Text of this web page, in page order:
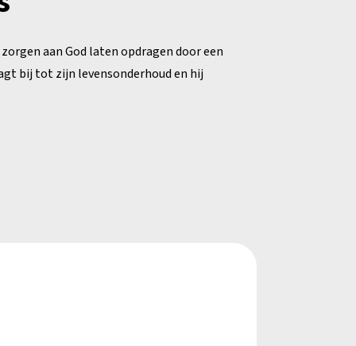
aan God laten opdragen door een
bij tot zijn levensonderhoud en hij